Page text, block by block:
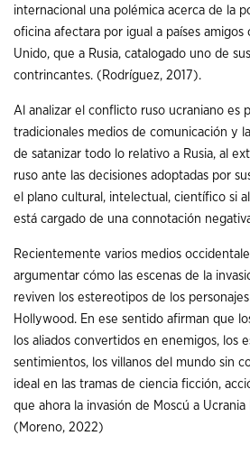
internacional una polémica acerca de la
oficina afectara por igual a países amigos
Unido, que a Rusia, catalogado uno de
contrincantes. (Rodríguez, 2017).
Al analizar el conflicto ruso ucraniano es
tradicionales medios de comunicación y
de satanizar todo lo relativo a Rusia, al
ruso ante las decisiones adoptadas por
el plano cultural, intelectual, científico si
está cargado de una connotación
Recientemente varios medios
argumentar cómo las escenas de la
reviven los estereotipos de los
Hollywood. En ese sentido afirman que
los aliados convertidos en enemigos, los
sentimientos, los villanos del mundo sin
ideal en las tramas de ciencia ficción,
que ahora la invasión de Moscú a Ucrania
(Moreno, 2022)